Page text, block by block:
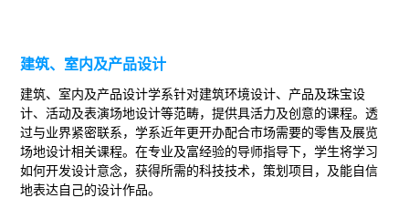
建筑、室内及产品设计
建筑、室内及产品设计学系针对建筑环境设计、产品及珠宝设
计、活动及表演场地设计等范畴，提供具活力及创意的课程。透
过与业界紧密联系，学系近年更开办配合市场需要的零售及展览
场地设计相关课程。在专业及富经验的导师指导下，学生将学习
如何开发设计意念，获得所需的科技技术，策划项目，及能自信
地表达自己的设计作品。